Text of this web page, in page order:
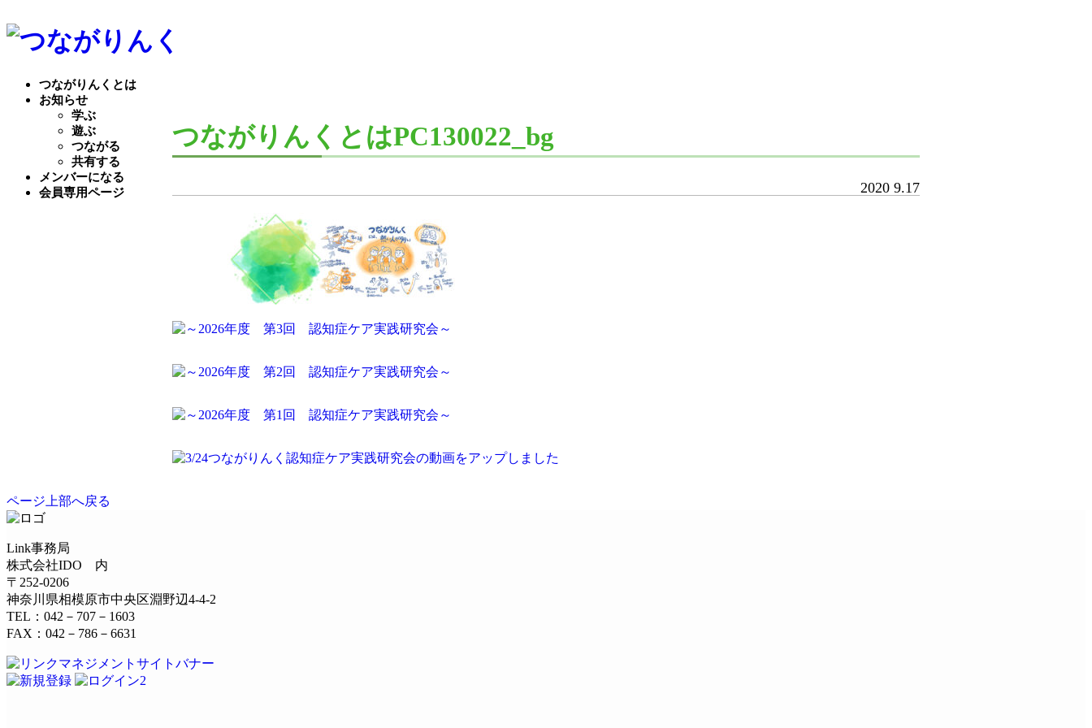
つながりんくとは
お知らせ
学ぶ
遊ぶ
つながる
共有する
メンバーになる
会員専用ページ
つながりんくとはPC130022_bg
2020 9.17
ページ上部へ戻る
Link事務局
株式会社IDO 内
〒252-0206
神奈川県相模原市中央区淵野辺4-4-2
TEL：042－707－1603
FAX：042－786－6631